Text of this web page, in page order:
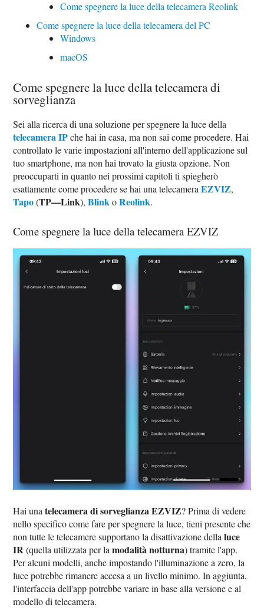
Come spegnere la luce della telecamera Reolink
Come spegnere la luce della telecamera del PC
Windows
macOS
Come spegnere la luce della telecamera di
sorveglianza
Sei alla ricerca di una soluzione per spegnere la luce della
telecamera IPche hai in casa, ma non sai come procedere. Hai
controllato le varie impostazioni all'interno dell'applicazione sul
tuo smartphone, ma non hai trovato la giusta opzione. Non
preoccuparti in quanto nei prossimi capitoli ti spiegherò
esattamente come procedere se hai una telecameraEZVIZ,
Tapo(TP—Link),BlinkoReolink.
Come spegnere la luce della telecamera EZVIZ
Hai unatelecamera di sorveglianza EZVIZ? Prima di vedere
nello specifico come fare per spegnere la luce, tieni presente che
non tutte le telecamere supportano la disattivazione dellaluce
IR(quella utilizzata per lamodalità notturna) tramite l'app.
Per alcuni modelli, anche impostando l'illuminazione a zero, la
luce potrebbe rimanere accesa a un livello minimo. In aggiunta,
l'interfaccia dell'app potrebbe variare in base alla versione e al
modello di telecamera.